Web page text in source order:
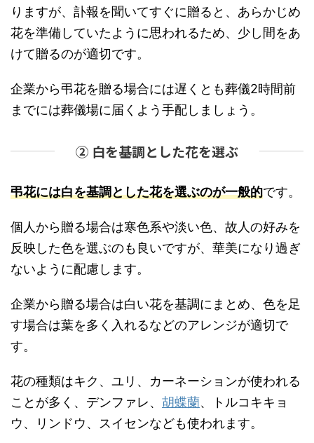
りますが、訃報を聞いてすぐに贈ると、あらかじめ
花を準備していたように思われるため、少し間をあ
けて贈るのが適切です。
企業から弔花を贈る場合には遅くとも葬儀2時間前
までには葬儀場に届くよう手配しましょう。
② 白を基調とした花を選ぶ
弔花には白を基調とした花を選ぶのが一般的です。
個人から贈る場合は寒色系や淡い色、故人の好みを
反映した色を選ぶのも良いですが、華美になり過ぎ
ないように配慮します。
企業から贈る場合は白い花を基調にまとめ、色を足
す場合は葉を多く入れるなどのアレンジが適切で
す。
花の種類はキク、ユリ、カーネーションが使われる
ことが多く、デンファレ、 胡蝶蘭、トルコキキョ
ウ、リンドウ、スイセンなども使われます。